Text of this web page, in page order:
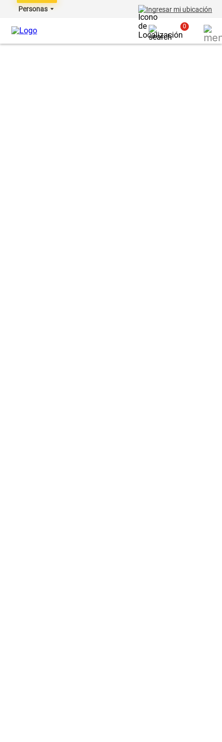
Personas Ingresar mi ubicación
0